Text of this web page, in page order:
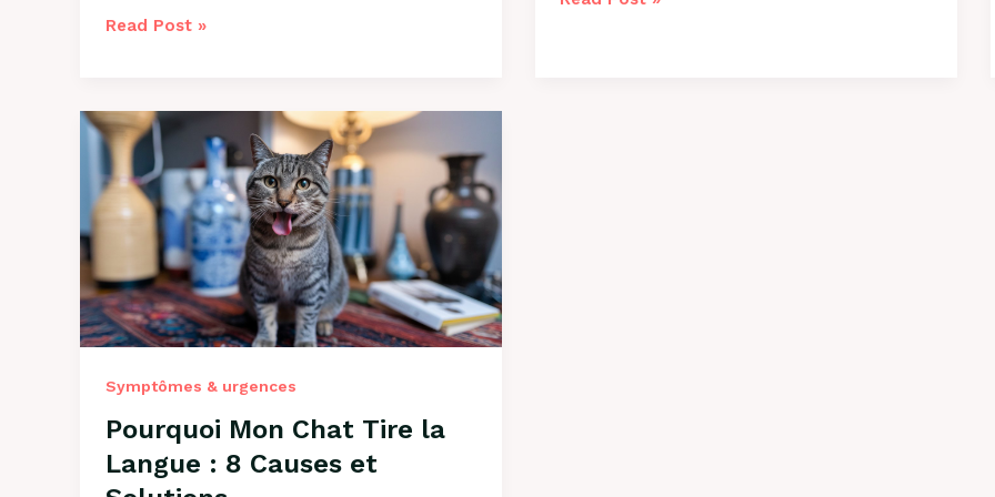
Pourquoi
Beaucoup
?
9
Causes
Solutions
Read Post »
Symptômes & urgences
Pourquoi Mon Chat Tire la
Langue : 8 Causes et